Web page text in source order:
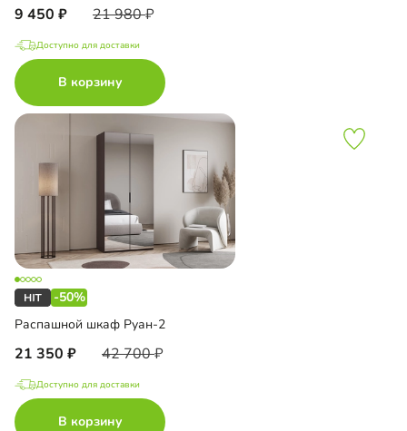
9 450 21 980
Доступно для доставки
В корзину
-50%
Распашной шкаф Руан-2
21 350 42 700
Доступно для доставки
В корзину